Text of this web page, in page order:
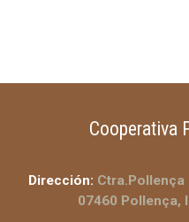
Cooperativa
Dirección: Ctra.Pollença
07460 Pollença,